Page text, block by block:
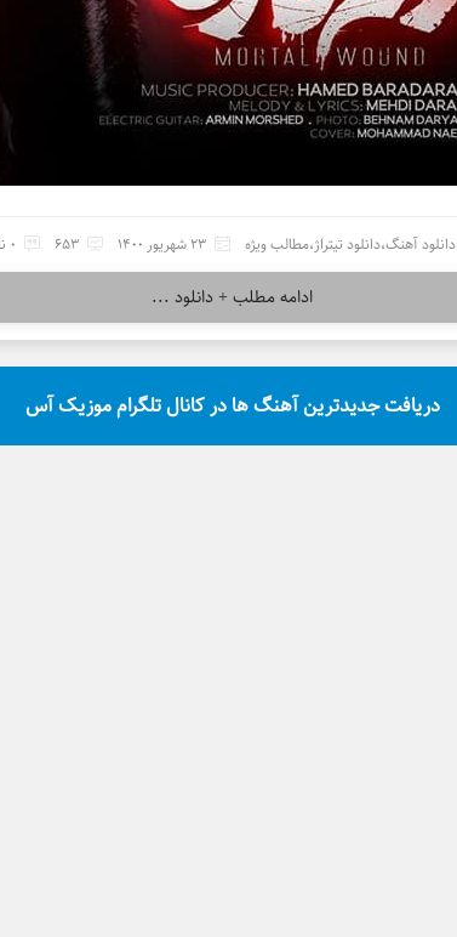
دانلود آهنگ،دانلود تیتراژ،مطالب ویژه 23 شهریور 1400 653 0 نظر
ادامه مطلب + دانلود ...
دریافت جدیدترین آهنگ ها در کانال تلگرام موزیک آس